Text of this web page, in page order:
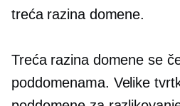
treća razinadomene.
Treća razinadomene se
poddomenama. Velike